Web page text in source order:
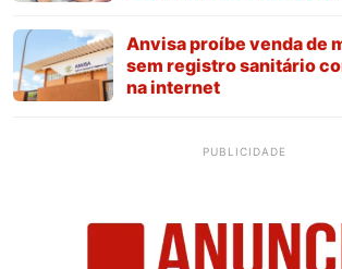
Anvisa proíbe venda de
sem registro sanitário
na internet
PUBLICIDADE